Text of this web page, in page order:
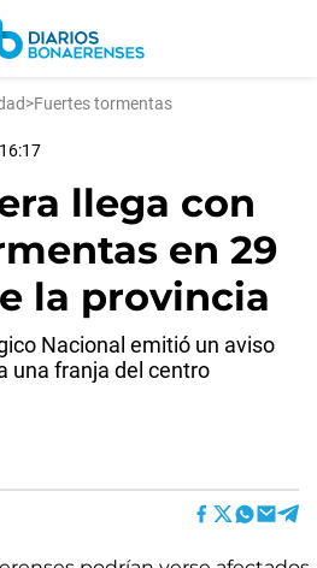
>Fuertes tormentas
llega con
en 29
la provincia
Nacional emitió un aviso
una franja del centro